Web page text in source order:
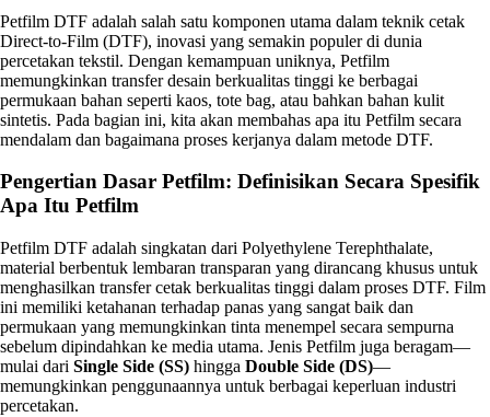
Petfilm DTF adalah salah satu komponen utama dalam teknik cetak
Direct-to-Film (DTF), inovasi yang semakin populer di dunia
percetakan tekstil. Dengan kemampuan uniknya, Petfilm
memungkinkan transfer desain berkualitas tinggi ke berbagai
permukaan bahan seperti kaos, tote bag, atau bahkan bahan kulit
sintetis. Pada bagian ini, kita akan membahas apa itu Petfilm secara
mendalam dan bagaimana proses kerjanya dalam metode DTF.
Pengertian Dasar Petfilm: Definisikan Secara Spesifik
Apa Itu Petfilm
Petfilm DTF adalah singkatan dari Polyethylene Terephthalate,
material berbentuk lembaran transparan yang dirancang khusus untuk
menghasilkan transfer cetak berkualitas tinggi dalam proses DTF. Film
ini memiliki ketahanan terhadap panas yang sangat baik dan
permukaan yang memungkinkan tinta menempel secara sempurna
sebelum dipindahkan ke media utama. Jenis Petfilm juga beragam—
mulai dari Single Side (SS) hingga Double Side (DS)—
memungkinkan penggunaannya untuk berbagai keperluan industri
percetakan.